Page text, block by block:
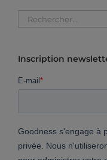
Rechercher:
Inscription